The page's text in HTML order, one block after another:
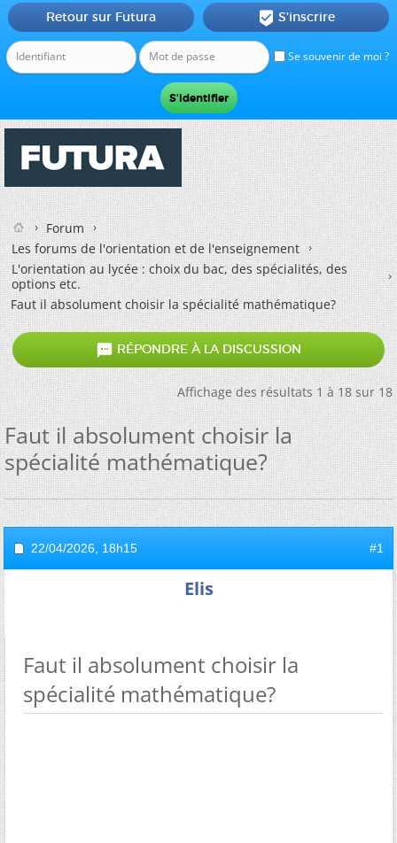
Se souvenir de moi ?
Retour sur Futura  S'inscrire
Forum
Les forums de l'orientation et de l'enseignement
L'orientation au lycée : choix du bac, des spécialités, des
options etc.
Faut il absolument choisir la spécialité mathématique?
 RÉPONDRE À LA DISCUSSION
Affichage des résultats 1 à 18 sur 18
Faut il absolument choisir la
spécialité mathématique?
22/04/2026, 18h15 #1
Elis
Faut il absolument choisir la
spécialité mathématique?